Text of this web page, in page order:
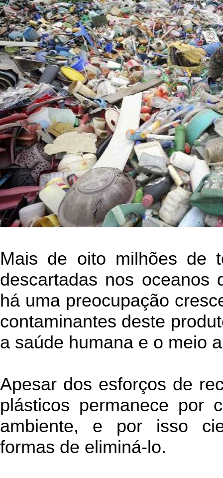
Mais de oito milhões de
descartadas nos
há uma preocupação
contaminantes deste
a saúde humana e o meio
Apesar dos esforços de
plásticos permanece por
ambiente, e por isso
formas de eliminá-lo.